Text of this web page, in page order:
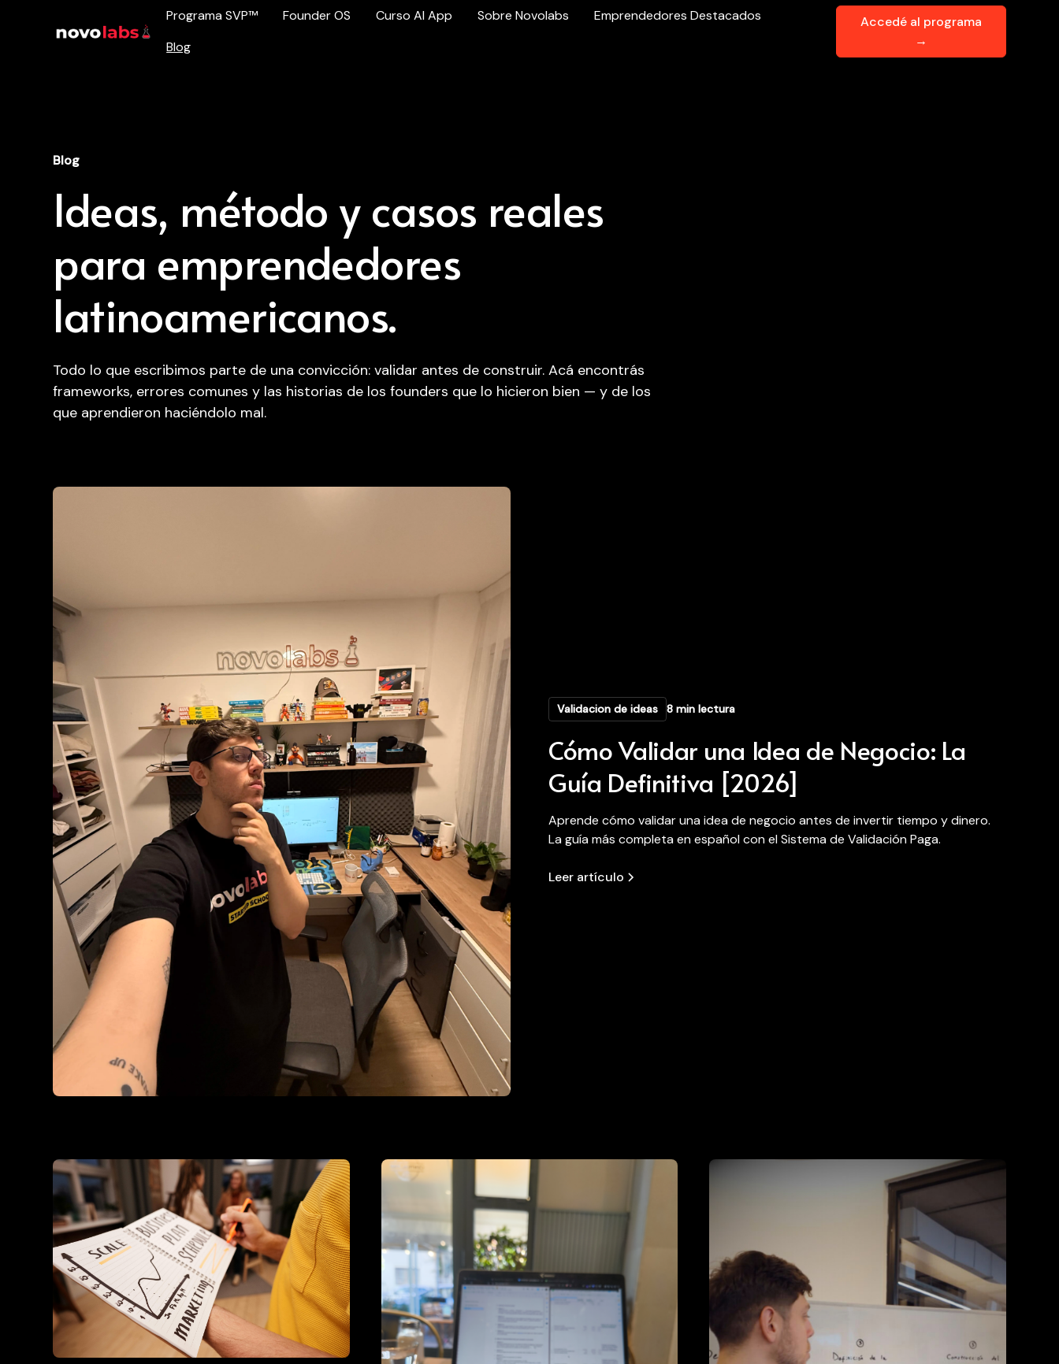
Programa SVP™ Founder OS Curso AI App Sobre Novolabs
Emprendedores Destacados
Blog
Accedé al programa
→
Blog
Ideas, método y casos reales
para emprendedores
latinoamericanos.
Todo lo que escribimos parte de una convicción: validar antes de construir. Acá encontrás
frameworks, errores comunes y las historias de los founders que lo hicieron bien — y de los
que aprendieron haciéndolo mal.
Validacion de ideas 8 min lectura
Cómo Validar una Idea de Negocio: La
Guía Definitiva [2026]
Aprende cómo validar una idea de negocio antes de invertir tiempo y dinero.
La guía más completa en español con el Sistema de Validación Paga.
Leer artículo